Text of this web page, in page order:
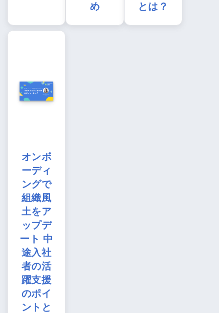
め
とは？
オンボ
ーディ
ングで
組織風
土をア
ップデ
ート 中
途入社
者の活
躍支援
のポイ
ントと